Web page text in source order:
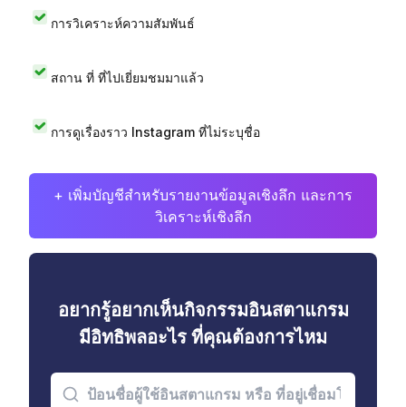
การวิเคราะห์ความสัมพันธ์
สถาน ที่ ที่ไปเยี่ยมชมมาแล้ว
การดูเรื่องราว Instagram ที่ไม่ระบุชื่อ
+ เพิ่มบัญชีสำหรับรายงานข้อมูลเชิงลึก และการ
วิเคราะห์เชิงลึก
อยากรู้อยากเห็นกิจกรรมอินสตาแกรม
มีอิทธิพลอะไร ที่คุณต้องการไหม